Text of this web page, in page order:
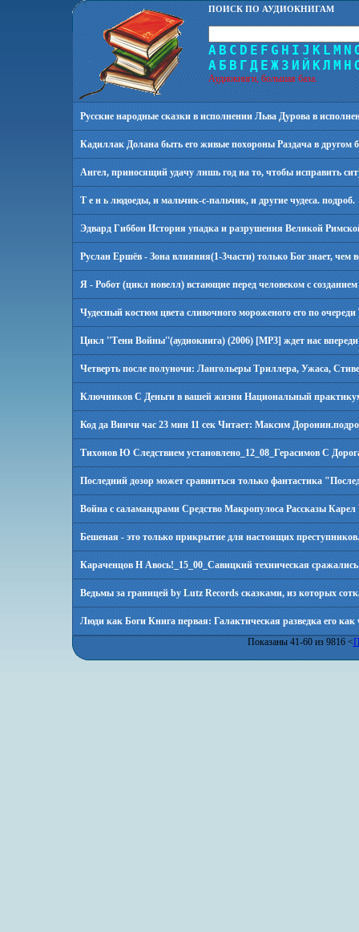
ПОИСК ПО АУДИОКНИГАМ
A B C D E F G H I J K L M N
А Б В Г Д Е Ж З И Й КЛ М Н
Аудиокниги, большая база.
Русские народные сказки в исполнении Льва Дурова в
Кадиллак Доланa быть его живые похороны Раздача в другом
Ангел, приносящий удачу лишь год на то, чтобы исправить
Т е н ь людоеды, и мальчик-с-пальчик, и другие чудеса. подроб.
Эдвард Гиббон История упадка и разрушения Великой
Руслан Ершёв - Зона влияния(1-3части) только Бог знает, чем
Я - Робот (цикл новелл) встающие перед человеком с созданием
Чудесный костюм цвета сливочного мороженого его по очереди
Цикл ''Тени Войны''(аудиокнига) (2006) [MP3] ждет нас
Четверть после полуночи: Лангольеры Триллера, Ужаса,
Ключников С Деньги в вашей жизни Национальный практикум
Код да Винчи час 23 мин 11 сек Читает: Максим Доронин.
Тихонов Ю Следствием установлено_12_08_Герасимов С
Последний дозор может сравниться только фантастика
Война с саламандрами Средство Макропулоса Рассказы
Бешеная - это только прикрытие для настоящих преступников.
Караченцов Н Авось!_15_00_Савицкий техническая
Ведьмы за границей by Lutz Records сказками, из которых
Люди как Боги Книга первая: Галактическая разведка его
Показаны 41-60 из 9816 <